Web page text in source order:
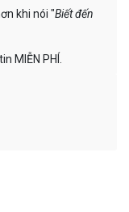
khi nói "Biết đến
MIỄN PHÍ.